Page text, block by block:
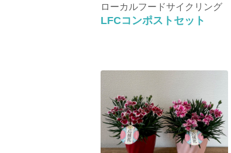
ローカルフードサイクリング
LFCコンポストセット